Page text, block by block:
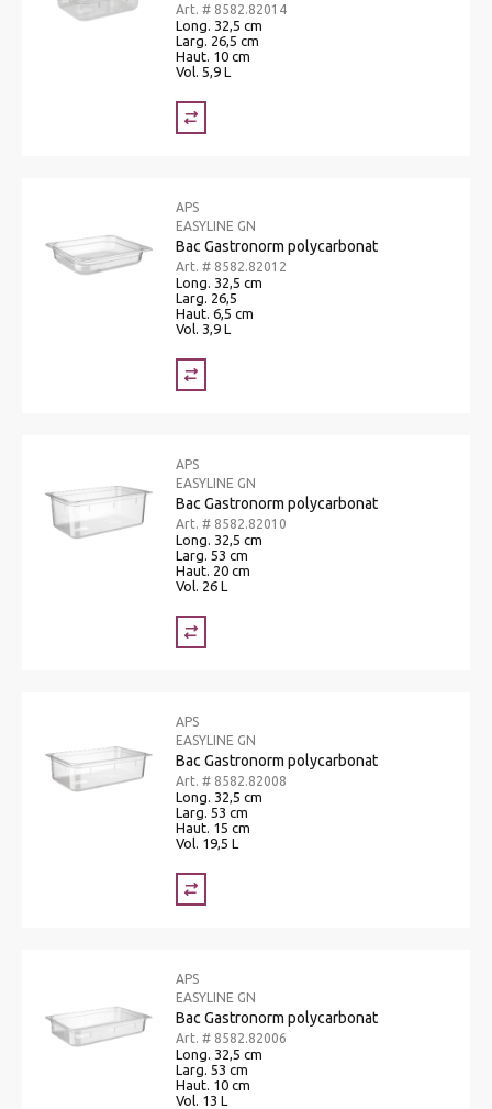
Art. # 8582.82014
Long. 32,5 cm
Larg. 26,5 cm
Haut. 10 cm
Vol. 5,9 L
APS
EASYLINE GN
Bac Gastronorm polycarbonat
Art. # 8582.82012
Long. 32,5 cm
Larg. 26,5
Haut. 6,5 cm
Vol. 3,9 L
APS
EASYLINE GN
Bac Gastronorm polycarbonat
Art. # 8582.82010
Long. 32,5 cm
Larg. 53 cm
Haut. 20 cm
Vol. 26 L
APS
EASYLINE GN
Bac Gastronorm polycarbonat
Art. # 8582.82008
Long. 32,5 cm
Larg. 53 cm
Haut. 15 cm
Vol. 19,5 L
APS
EASYLINE GN
Bac Gastronorm polycarbonat
Art. # 8582.82006
Long. 32,5 cm
Larg. 53 cm
Haut. 10 cm
Vol. 13 L